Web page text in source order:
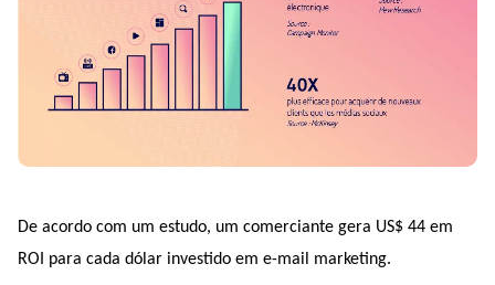
De acordo com um estudo, um comerciante gera US$ 44 em
ROI para cada dólar investido em e-mail marketing.